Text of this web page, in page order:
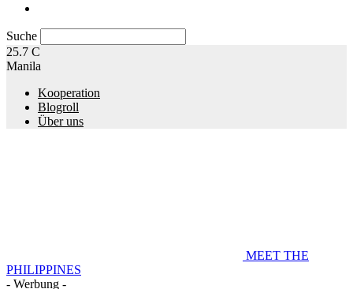
Suche
25.7 C
Manila
Kooperation
Blogroll
Über uns
MEET THE
PHILIPPINES
- Werbung -